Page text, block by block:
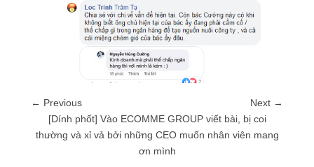
← Previous
Next →
[Dính phốt] Vào ECOMME GROUP viết bài, bị coi
thường và xỉ vả bởi những CEO muốn nhân viên mang
ơn mình